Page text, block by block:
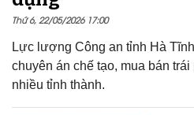
Thứ 6, 22/05/2026 17:00
Lực lượng Công an tỉnh Hà
chuyên án chế tạo, mua bán
nhiều tỉnh thành.